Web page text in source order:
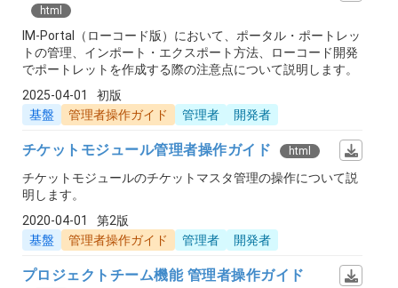
html
IM-Portal（ローコード版）において、ポータル・ポートレッ
トの管理、インポート・エクスポート方法、ローコード開発
でポートレットを作成する際の注意点について説明します。
2025-04-01
初版
基盤
管理者操作ガイド 管理者 開発者
チケットモジュール管理者操作ガイド html
チケットモジュールのチケットマスタ管理の操作について説
明します。
2020-04-01
第2版
基盤
管理者操作ガイド 管理者 開発者
プロジェクトチーム機能 管理者操作ガイド